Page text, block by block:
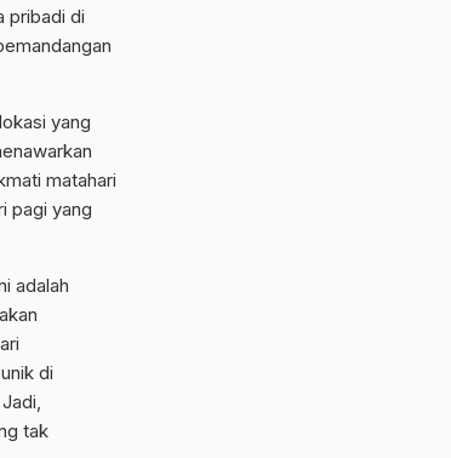
pribadi di
yang
matahari
pagi yang
adalah
di
tak